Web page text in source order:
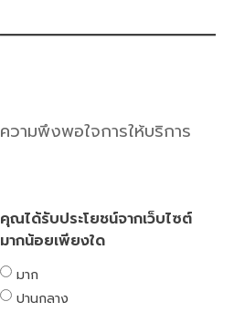
ความพึงพอใจการให้บริการ
คุณได้รับประโยชน์จากเว็บไซต์
มากน้อยเพียงใด
มาก
ปานกลาง